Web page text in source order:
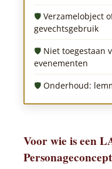
Verzamelobject
gevechtsgebruik
Niet toegestaan
evenementen
Onderhoud:
Voor wie is een